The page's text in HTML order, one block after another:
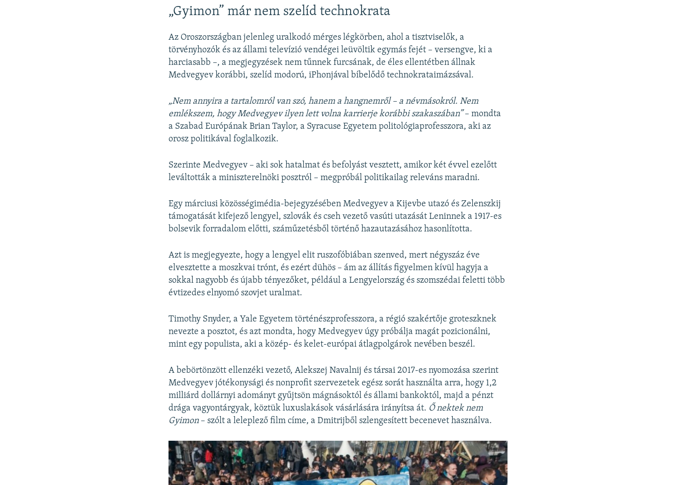
„Gyimon” már nem szelíd technokrata
Az Oroszországban jelenleg uralkodó mérges légkörben, ahol a tisztviselők, a
törvényhozók és az állami televízió vendégei leüvöltik egymás fejét – versengve, ki a
harciasabb –, a megjegyzések nem tűnnek furcsának, de éles ellentétben állnak
Medvegyev korábbi, szelíd modorú, iPhonjával bíbelődő technokrataimázsával.
„Nem annyira a tartalomról van szó, hanem a hangnemről – a névmásokról. Nem
emlékszem, hogy Medvegyev ilyen lett volna karrierje korábbi szakaszában”– mondta
a Szabad Európának Brian Taylor, a Syracuse Egyetem politológiaprofesszora, aki az
orosz politikával foglalkozik.
Szerinte Medvegyev – aki sok hatalmat és befolyást vesztett, amikor két évvel ezelőtt
leváltották a miniszterelnöki posztról – megpróbál politikailag releváns maradni.
Egy márciusi közösségimédia-bejegyzésében Medvegyev a Kijevbe utazó és Zelenszkij
támogatását kifejező lengyel, szlovák és cseh vezető vasúti utazását Leninnek a 1917-es
bolsevik forradalom előtti, száműzetésből történő hazautazásához hasonlította.
Azt is megjegyezte, hogy a lengyel elit ruszofóbiában szenved, mert négyszáz éve
elvesztette a moszkvai trónt, és ezért dühös – ám az állítás figyelmen kívül hagyja a
sokkal nagyobb és újabb tényezőket, például a Lengyelország és szomszédai feletti több
évtizedes elnyomó szovjet uralmat.
Timothy Snyder, a Yale Egyetem történészprofesszora, a régió szakértője groteszknek
nevezte a posztot, és azt mondta, hogy Medvegyev úgy próbálja magát pozicionálni,
mint egy populista, aki a közép- és kelet-európai átlagpolgárok nevében beszél.
A bebörtönzött ellenzéki vezető, Alekszej Navalnij és társai 2017-es nyomozása szerint
Medvegyev jótékonysági és nonprofit szervezetek egész sorát használta arra, hogy 1,2
milliárd dollárnyi adományt gyűjtsön mágnásoktól és állami bankoktól, majd a pénzt
drága vagyontárgyak, köztük luxuslakások vásárlására irányítsa át. Ő nektek nem
Gyimon– szólt a leleplező film címe, a Dmitrijből szlengesített becenevet használva.